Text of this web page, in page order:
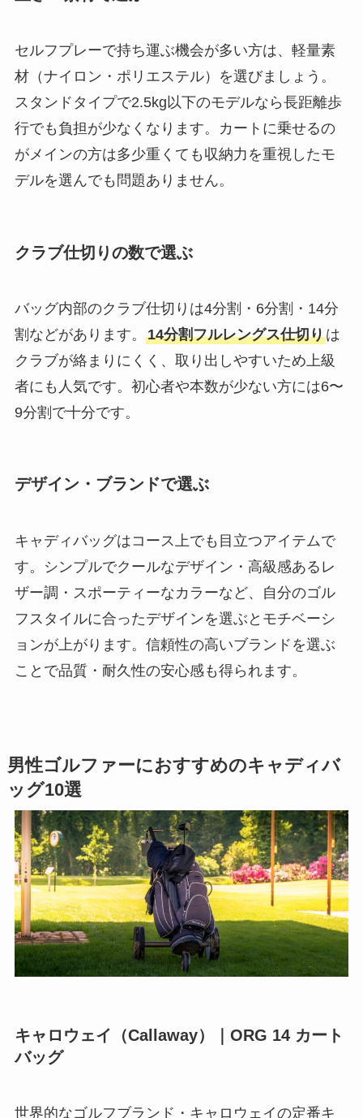
セルフプレーで持ち運ぶ機会が多い方は、軽量素
材（ナイロン・ポリエステル）を選びましょう。
スタンドタイプで2.5kg以下のモデルなら長距離歩
行でも負担が少なくなります。カートに乗せるの
がメインの方は多少重くても収納力を重視したモ
デルを選んでも問題ありません。
クラブ仕切りの数で選ぶ
バッグ内部のクラブ仕切りは4分割・6分割・14分
割などがあります。 14分割フルレングス仕切りは
クラブが絡まりにくく、取り出しやすいため上級
者にも人気です。初心者や本数が少ない方には6〜
9分割で十分です。
デザイン・ブランドで選ぶ
キャディバッグはコース上でも目立つアイテムで
す。シンプルでクールなデザイン・高級感あるレ
ザー調・スポーティーなカラーなど、自分のゴル
フスタイルに合ったデザインを選ぶとモチベーシ
ョンが上がります。信頼性の高いブランドを選ぶ
ことで品質・耐久性の安心感も得られます。
男性ゴルファーにおすすめのキャディバ
ッグ10選
キャロウェイ（Callaway）｜ORG 14 カート
バッグ
世界的なゴルフブランド・キャロウェイの定番キ